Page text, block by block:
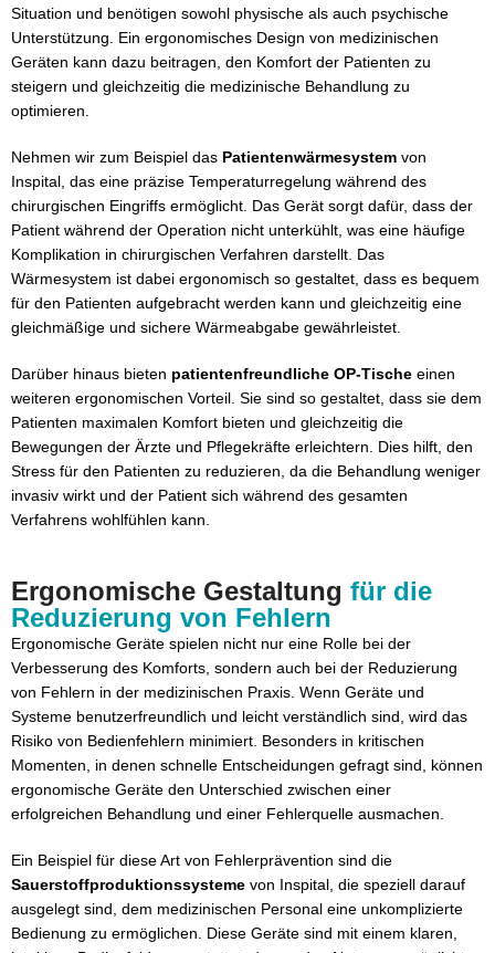
Situation und benötigen sowohl physische als auch psychische
Unterstützung. Ein ergonomisches Design von medizinischen
Geräten kann dazu beitragen, den Komfort der Patienten zu
steigern und gleichzeitig die medizinische Behandlung zu
optimieren.
Nehmen wir zum Beispiel das Patientenwärmesystem von
Inspital, das eine präzise Temperaturregelung während des
chirurgischen Eingriffs ermöglicht. Das Gerät sorgt dafür, dass der
Patient während der Operation nicht unterkühlt, was eine häufige
Komplikation in chirurgischen Verfahren darstellt. Das
Wärmesystem ist dabei ergonomisch so gestaltet, dass es bequem
für den Patienten aufgebracht werden kann und gleichzeitig eine
gleichmäßige und sichere Wärmeabgabe gewährleistet.
Darüber hinaus bieten patientenfreundliche OP-Tische einen
weiteren ergonomischen Vorteil. Sie sind so gestaltet, dass sie dem
Patienten maximalen Komfort bieten und gleichzeitig die
Bewegungen der Ärzte und Pflegekräfte erleichtern. Dies hilft, den
Stress für den Patienten zu reduzieren, da die Behandlung weniger
invasiv wirkt und der Patient sich während des gesamten
Verfahrens wohlfühlen kann.
Ergonomische Gestaltung für die
Reduzierung von Fehlern
Ergonomische Geräte spielen nicht nur eine Rolle bei der
Verbesserung des Komforts, sondern auch bei der Reduzierung
von Fehlern in der medizinischen Praxis. Wenn Geräte und
Systeme benutzerfreundlich und leicht verständlich sind, wird das
Risiko von Bedienfehlern minimiert. Besonders in kritischen
Momenten, in denen schnelle Entscheidungen gefragt sind, können
ergonomische Geräte den Unterschied zwischen einer
erfolgreichen Behandlung und einer Fehlerquelle ausmachen.
Ein Beispiel für diese Art von Fehlerprävention sind die
Sauerstoffproduktionssysteme von Inspital, die speziell darauf
ausgelegt sind, dem medizinischen Personal eine unkomplizierte
Bedienung zu ermöglichen. Diese Geräte sind mit einem klaren,